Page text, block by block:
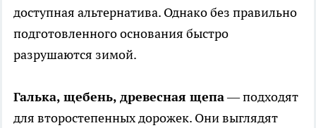
доступная альтернатива. Однако без правильно
подготовленного основания быстро
разрушаются зимой.
Галька, щебень, древесная щепа— подходят
для второстепенных дорожек. Они выглядят